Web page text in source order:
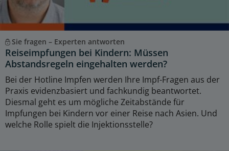
Sie fragen – Experten antworten
Reiseimpfungen bei Kindern: Müssen
Abstandsregeln eingehalten werden?
Bei der Hotline Impfen werden Ihre Impf-Fragen aus der
Praxis evidenzbasiert und fachkundig beantwortet.
Diesmal geht es um mögliche Zeitabstände für
Impfungen bei Kindern vor einer Reise nach Asien. Und
welche Rolle spielt die Injektionsstelle?